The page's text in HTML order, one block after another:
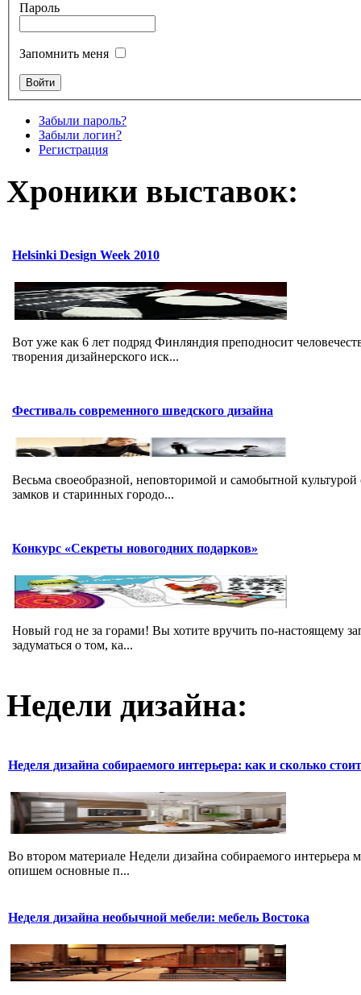
Пароль
Запомнить меня
Забыли пароль?
Забыли логин?
Регистрация
Хроники выставок:
Helsinki Design Week 2010
Вот уже как 6 лет подряд Финляндия преподносит
творения дизайнерского иск...
Фестиваль современного шведского дизайна
Весьма своеобразной, неповторимой и самобытной
замков и старинных городо...
Конкурс «Секреты новогодних подарков»
Новый год не за горами! Вы хотите вручить по-настоящему
задуматься о том, ка...
Недели дизайна:
Неделя дизайна собираемого интерьера: как и сколько
Во втором материале Недели дизайна собираемого интерьера
опишем основные п...
Неделя дизайна необычной мебели: мебель Востока